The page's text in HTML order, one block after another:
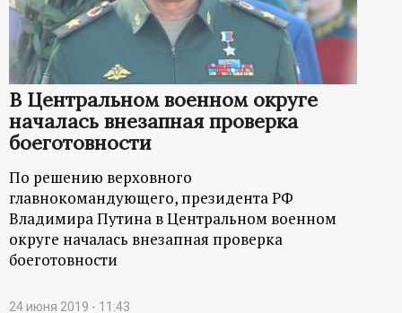
В Центральном военном округе
началась внезапная проверка
боеготовности
По решению верховного
главнокомандующего, президента РФ
Владимира Путина в Центральном военном
округе началась внезапная проверка
боеготовности
24 июня 2019 - 11:43